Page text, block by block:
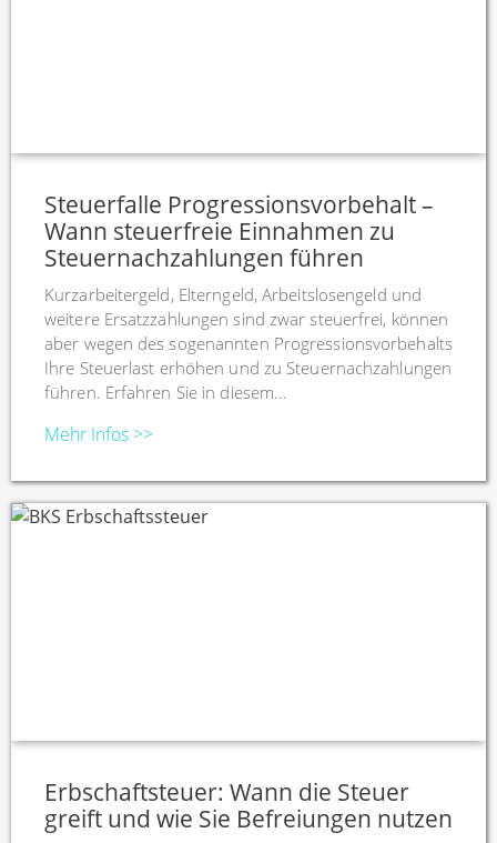
Steuerfalle Progressionsvorbehalt –
Wann steuerfreie Einnahmen zu
Steuernachzahlungen führen
Kurzarbeitergeld, Elterngeld, Arbeitslosengeld und
weitere Ersatzzahlungen sind zwar steuerfrei, können
aber wegen des sogenannten Progressionsvorbehalts
Ihre Steuerlast erhöhen und zu Steuernachzahlungen
führen. Erfahren Sie in diesem...
Mehr Infos >>
Erbschaftsteuer: Wann die Steuer
greift und wie Sie Befreiungen nutzen